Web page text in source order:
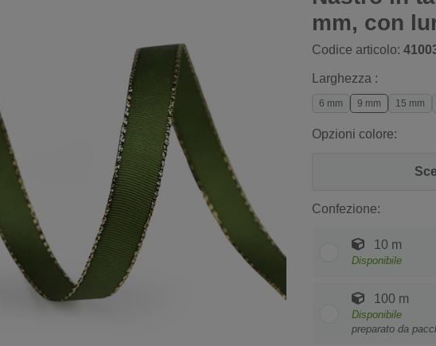
mm, con
Codice articolo:
Larghezza :
6 mm 9 mm 15 mm
Opzioni colore:
Confezione:
10 m
Disponibile
100 m
Disponibile
preparato da